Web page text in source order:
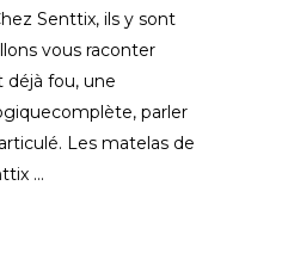
Senttix, ils y sont
vous raconter
déjà fou, une
parler
Les matelas de